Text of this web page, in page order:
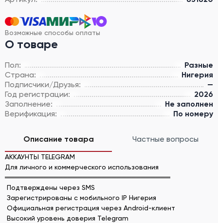
Возможные способы оплаты
О товаре
Пол:
Разные
Страна:
Нигерия
Подписчики/Друзья:
—
Год регистрации:
2026
Заполнение:
Не заполнен
Верификация:
По номеру
Описание товара Частные вопросы
АККАУНТЫ TELEGRAM
Для личного и коммерческого использования
══════════════════════════════════
Подтверждены через SMS
Зарегистрированы с мобильного IP Нигерия
Официальная регистрация через Android-клиент
Высокий уровень доверия Telegram